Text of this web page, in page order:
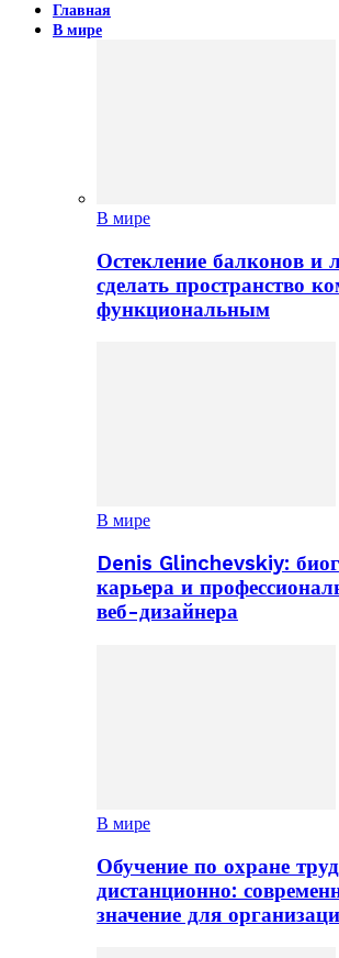
Главная
В мире
В мире
Остекление балконов и
сделать пространство
функциональным
В мире
Denis Glinchevskiy:
карьера и
веб-дизайнера
В мире
Обучение по охране
дистанционно:
значение для